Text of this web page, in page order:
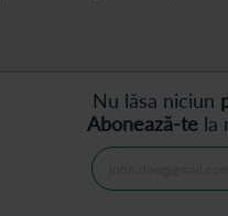
Nu lăsa niciun
Abonează-tela